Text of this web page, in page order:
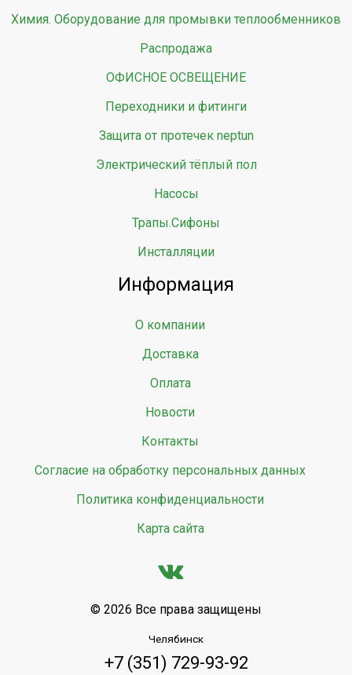
Химия. Оборудование для промывки теплообменников
Распродажа
ОФИСНОЕ ОСВЕЩЕНИЕ
Переходники и фитинги
Защита от протечек neptun
Электрический тёплый пол
Насосы
Трапы.Сифоны
Инсталляции
Информация
О компании
Доставка
Оплата
Новости
Контакты
Согласие на обработку персональных данных
Политика конфиденциальности
Карта сайта
© 2026 Все права защищены
Челябинск
+7 (351) 729-93-92